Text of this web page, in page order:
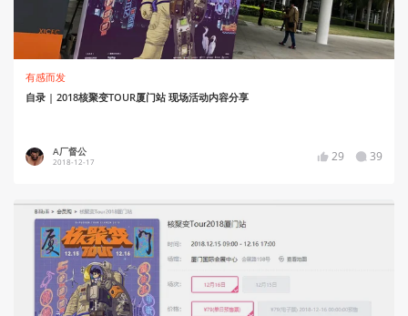
有感而发
自录 | 2018核聚变TOUR厦门站 现场活动内容分享
A厂督公
2018-12-17 29 39